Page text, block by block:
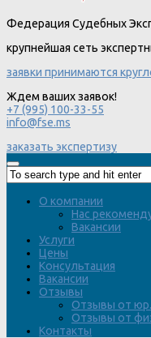
Федерация Судебных
крупнейшая сеть
заявки принимаются
Ждем ваших заявок!
+7 (995) 100-33-55
info@fse.ms
заказать экспертизу
О компании
Нас
Вакансии
Услуги
Цены
Консультация
Вакансии
Отзывы
Отзывы от
Отзывы от
Контакты